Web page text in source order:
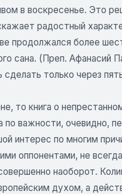
в воскресенье. Это
радостный
продолжался более
сана. (Преп. Афанасий
только через
то книга о
по важности, очевидно,
интерес по многим
оппонентами, не всегда
наоборот.
духом, а